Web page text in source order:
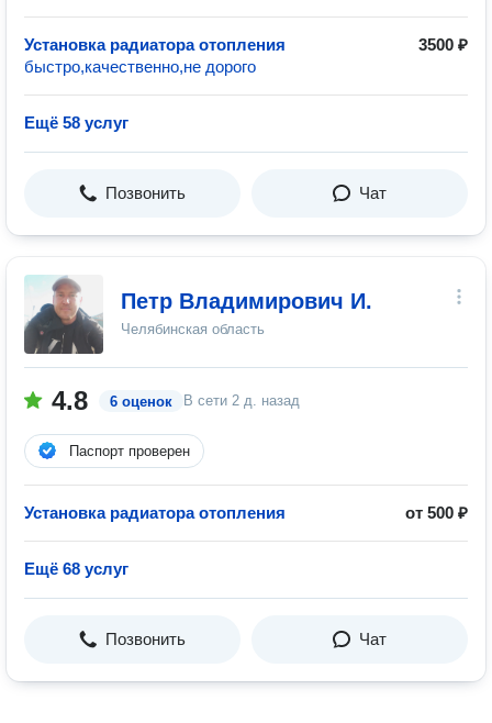
Установка радиатора отопления
3500 ₽
быстро,качественно,не дорого
Ещё 58 услуг
Позвонить Чат
Петр Владимирович И.
Челябинская область
4.8 6 оценок В сети 2 д. назад
Паспорт проверен
Установка радиатора отопления от 500 ₽
Ещё 68 услуг
Позвонить Чат